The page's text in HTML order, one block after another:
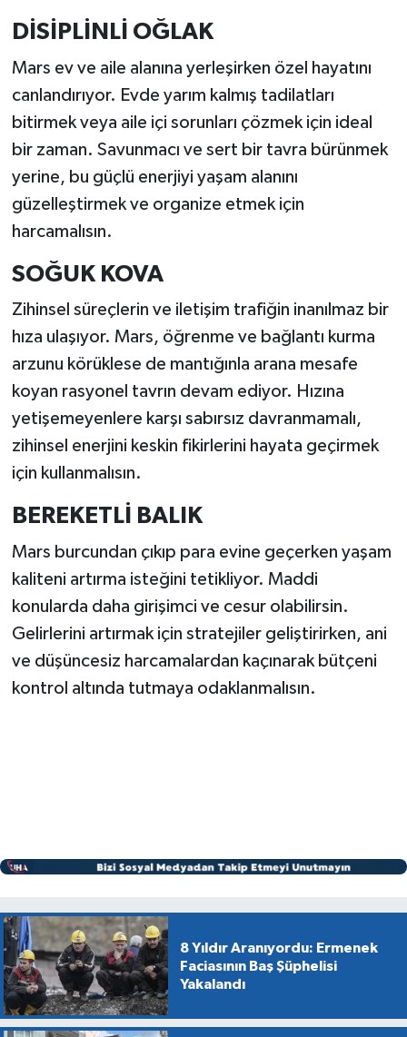
DİSİPLİNLİ OĞLAK
Mars ev ve aile alanına yerleşirken özel hayatını
canlandırıyor. Evde yarım kalmış tadilatları
bitirmek veya aile içi sorunları çözmek için ideal
bir zaman. Savunmacı ve sert bir tavra bürünmek
yerine, bu güçlü enerjiyi yaşam alanını
güzelleştirmek ve organize etmek için
harcamalısın.
SOĞUK KOVA
Zihinsel süreçlerin ve iletişim trafiğin inanılmaz bir
hıza ulaşıyor. Mars, öğrenme ve bağlantı kurma
arzunu körüklese de mantığınla arana mesafe
koyan rasyonel tavrın devam ediyor. Hızına
yetişemeyenlere karşı sabırsız davranmamalı,
zihinsel enerjini keskin fikirlerini hayata geçirmek
için kullanmalısın.
BEREKETLİ BALIK
Mars burcundan çıkıp para evine geçerken yaşam
kaliteni artırma isteğini tetikliyor. Maddi
konularda daha girişimci ve cesur olabilirsin.
Gelirlerini artırmak için stratejiler geliştirirken, ani
ve düşüncesiz harcamalardan kaçınarak bütçeni
kontrol altında tutmaya odaklanmalısın.
8 Yıldır Aranıyordu: Ermenek
Faciasının Baş Şüphelisi
Yakalandı